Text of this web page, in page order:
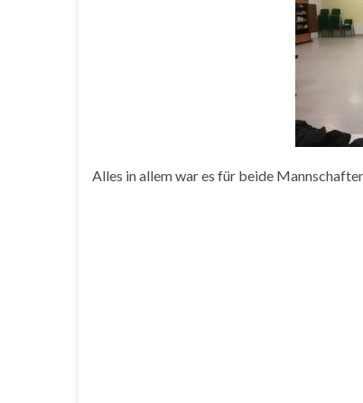
Alles in allem war es für beide